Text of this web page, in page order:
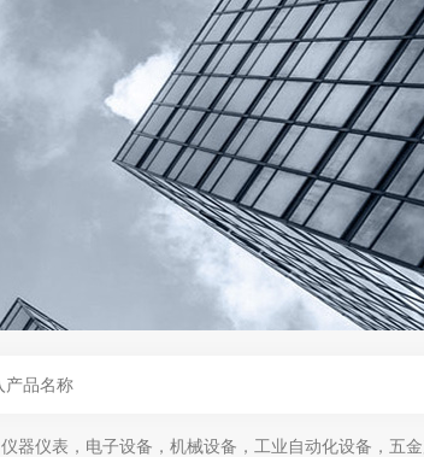
仪器仪表，电子设备，机械设备，工业自动化设备，五金产品，电线电